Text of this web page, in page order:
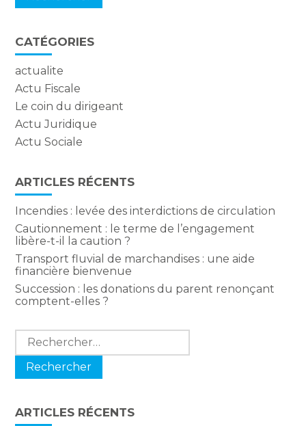
CATÉGORIES
actualite
Actu Fiscale
Le coin du dirigeant
Actu Juridique
Actu Sociale
ARTICLES RÉCENTS
Incendies : levée des interdictions de circulation
Cautionnement : le terme de l’engagement
libère-t-il la caution ?
Transport fluvial de marchandises : une aide
financière bienvenue
Succession : les donations du parent renonçant
comptent-elles ?
Rechercher :
ARTICLES RÉCENTS